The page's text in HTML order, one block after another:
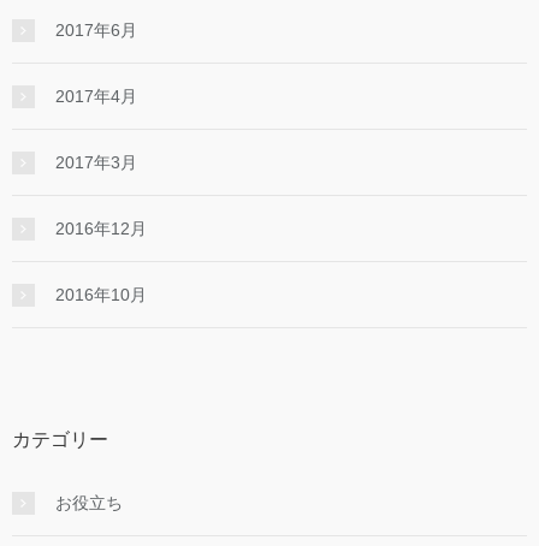
2017年6月
2017年4月
2017年3月
2016年12月
2016年10月
カテゴリー
お役立ち